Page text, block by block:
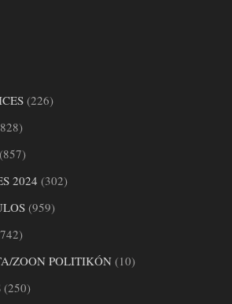
(226)
2024 (302)
(959)
ZOON POLITIKÓN(10)
(250)